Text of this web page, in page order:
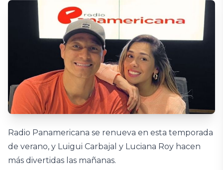
Radio Panamericana se renueva en esta temporada
de verano, y Luigui Carbajal y Luciana Roy hacen
más divertidas las mañanas.